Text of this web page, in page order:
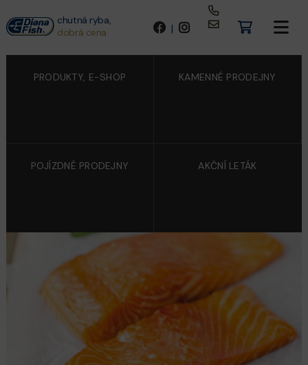
chutná ryba,
dobrá cena
|
PRODUKTY, E-SHOP KAMENNÉ PRODEJNY
POJÍZDNÉ PRODEJNY AKČNÍ LETÁK